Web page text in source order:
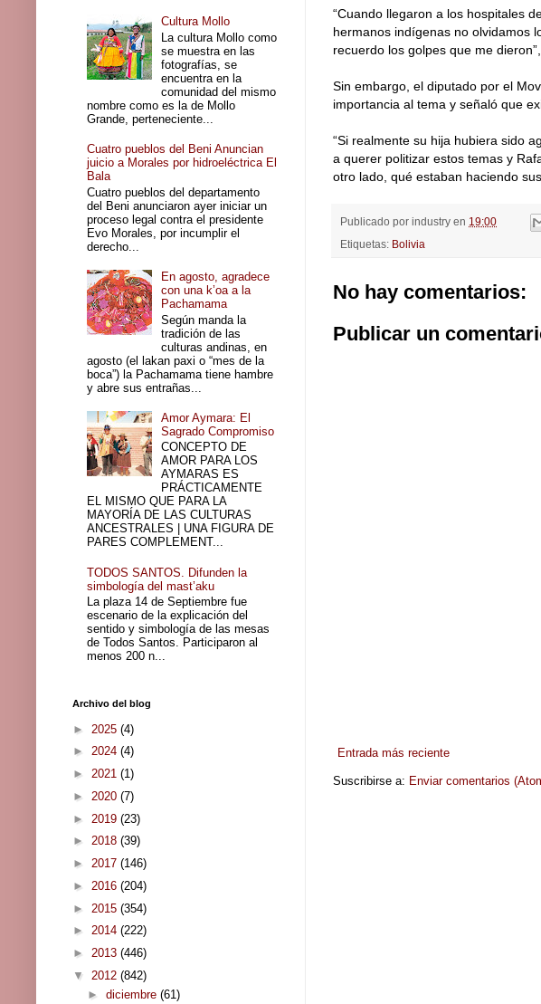
“Cuando llegaron a los hospitales
hermanos indígenas no olvidamos
recuerdo los golpes que me
Sin embargo, el diputado por el
importancia al tema y señaló que
“Si realmente su hija hubiera sido
a querer politizar estos temas y
otro lado, qué estaban haciendo
Publicado por industry en 19:00
Etiquetas: Bolivia
No hay comentarios:
Publicar un
Entrada más reciente
Suscribirse a: Enviar comentarios
Cultura Mollo
La cultura Mollo como
se muestra en las
fotografías, se
encuentra en la
comunidad del mismo
nombre como es la de Mollo
Grande, perteneciente...
Cuatro pueblos del Beni Anuncian
juicio a Morales por hidroeléctrica El
Bala
Cuatro pueblos del departamento
del Beni anunciaron ayer iniciar un
proceso legal contra el presidente
Evo Morales, por incumplir el
derecho...
En agosto, agradece
con una k’oa a la
Pachamama
Según manda la
tradición de las
culturas andinas, en
agosto (el lakan paxi o “mes de la
boca”) la Pachamama tiene hambre
y abre sus entrañas...
Amor Aymara: El
Sagrado Compromiso
CONCEPTO DE
AMOR PARA LOS
AYMARAS ES
PRÁCTICAMENTE
EL MISMO QUE PARA LA
MAYORÍA DE LAS CULTURAS
ANCESTRALES | UNA FIGURA DE
PARES COMPLEMENT...
TODOS SANTOS. Difunden la
simbología del mast’aku
La plaza 14 de Septiembre fue
escenario de la explicación del
sentido y simbología de las mesas
de Todos Santos. Participaron al
menos 200 n...
Archivo del blog
► 2025 (4)
► 2024 (4)
► 2021 (1)
► 2020 (7)
► 2019 (23)
► 2018 (39)
► 2017 (146)
► 2016 (204)
► 2015 (354)
► 2014 (222)
► 2013 (446)
▼ 2012 (842)
► diciembre (61)